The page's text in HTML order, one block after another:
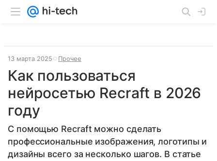
13 марта 2025 Прочее
Как пользоваться
нейросетью Recraft в 2026
году
С помощью Recraft можно сделать
профессиональные изображения, логотипы и
дизайны всего за несколько шагов. В статье